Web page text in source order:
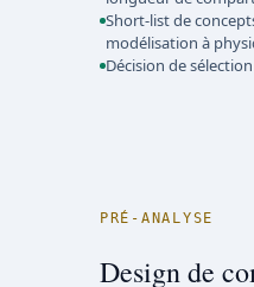
Short-list de
modélisation à
Décision de
PRÉ-ANALYSE
Design de